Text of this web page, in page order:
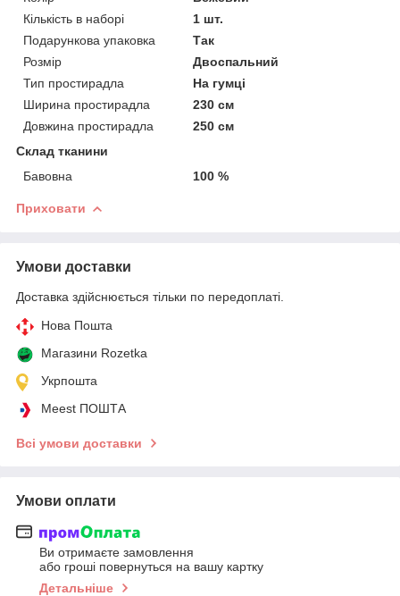
Кількість в наборі
1 шт.
Подарункова упаковка
Так
Розмір
Двоспальний
Тип простирадла
На гумці
Ширина простирадла
230 см
Довжина простирадла
250 см
Склад тканини
Бавовна
100 %
Приховати
Умови доставки
Доставка здійснюється тільки по передоплаті.
Нова Пошта
Магазини Rozetka
Укрпошта
Meest ПОШТА
Всі умови доставки
Умови оплати
Ви отримаєте замовлення
або гроші повернуться на вашу картку
Детальніше